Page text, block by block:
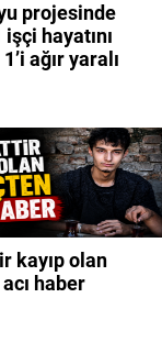
projesinde
hayatını
ağır yaralı
kayıp olan
haber